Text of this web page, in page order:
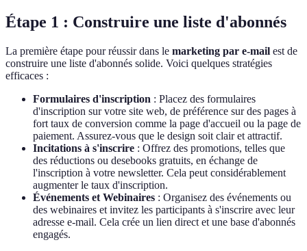
Étape 1 : Construire une liste d'abonnés
La première étape pour réussir dans le marketing par e-mail est de
construire une liste d'abonnés solide. Voici quelques stratégies
efficaces :
Formulaires d'inscription : Placez des formulaires
d'inscription sur votre site web, de préférence sur des pages à
fort taux de conversion comme la page d'accueil ou la page de
paiement. Assurez-vous que le design soit clair et attractif.
Incitations à s'inscrire : Offrez des promotions, telles que
des réductions ou desebooks gratuits, en échange de
l'inscription à votre newsletter. Cela peut considérablement
augmenter le taux d'inscription.
Événements et Webinaires : Organisez des événements ou
des webinaires et invitez les participants à s'inscrire avec leur
adresse e-mail. Cela crée un lien direct et une base d'abonnés
engagés.